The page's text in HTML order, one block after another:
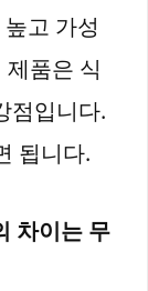
고 가성
품은 식
점입니다.
됩니다.
차이는 무